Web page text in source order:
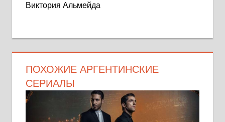
Виктория Альмейда
ПОХОЖИЕ АРГЕНТИНСКИЕ
СЕРИАЛЫ